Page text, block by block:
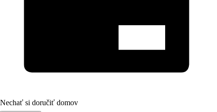
Nechať si doručiť domov